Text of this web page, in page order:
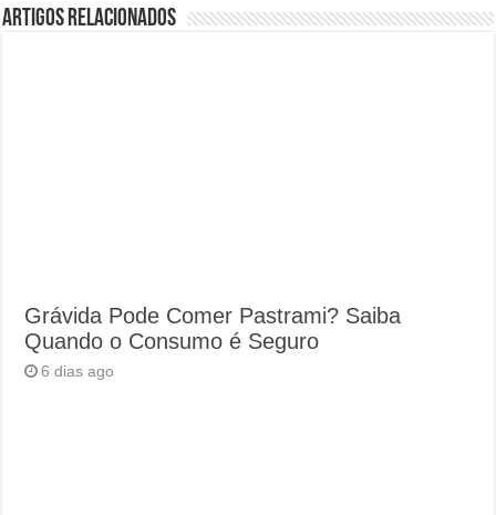
Artigos Relacionados
Grávida Pode Comer Pastrami? Saiba
Quando o Consumo é Seguro
6 dias ago